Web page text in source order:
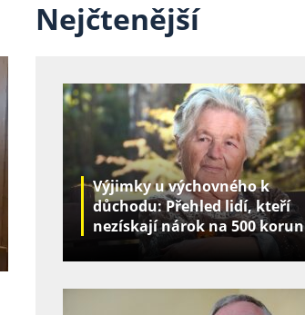
Nejčtenější
Výjimky u výchovného k
důchodu: Přehled lidí, kteří
nezískají nárok na 500 korun
za děti